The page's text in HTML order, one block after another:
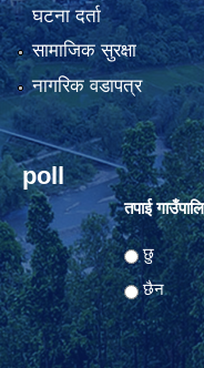
घटना दर्ता
सामाजिक सुरक्षा
नागरिक वडापत्र
poll
तपाई
Choices
छु
छैन